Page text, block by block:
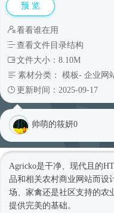
预 览
看看谁在用
查看文件目录结构
文件大小：8.10M
素材分类： 模板- 企业网
更新时间：2025-09-17
帅萌的筱妍0
Agricko是干净、现代且的
品和相关农村商业网站而设
场、家禽还是社区支持的农
提供完美的基础。